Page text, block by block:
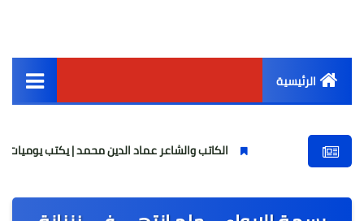
الرئيسية
أخبار مصر
الكاتب والشاعر عماد الدين محمد | يكتب يوميات شاعر وقصيدة :